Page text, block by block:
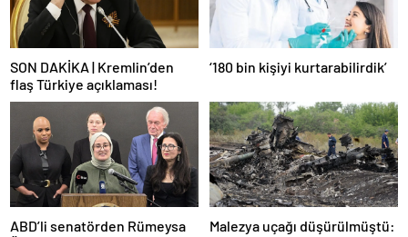
SON DAKİKA | Kremlin’den
flaş Türkiye açıklaması!
‘180 bin kişiyi kurtarabilirdik’
ABD’li senatörden Rümeysa
Malezya uçağı düşürülmüştü: